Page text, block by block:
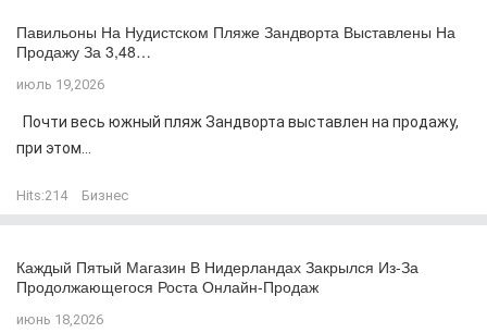
Павильоны На Нудистском Пляже Зандворта Выставлены На
Продажу За 3,48…
июль 19,2026
Почти весь южный пляж Зандворта выставлен на продажу,
при этом...
Hits:214 Бизнес
Каждый Пятый Магазин В Нидерландах Закрылся Из-За
Продолжающегося Роста Онлайн-Продаж
июнь 18,2026